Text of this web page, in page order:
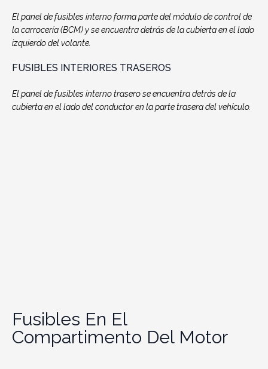
El panel de fusibles interno forma parte del módulo de control de
la carrocería (BCM) y se encuentra detrás de la cubierta en el lado
izquierdo del volante.
FUSIBLES INTERIORES TRASEROS
El panel de fusibles interno trasero se encuentra detrás de la
cubierta en el lado del conductor en la parte trasera del vehículo.
Fusibles En El
Compartimento Del Motor